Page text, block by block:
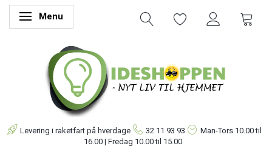
Skifte navigation
Menu
Levering i raketfart på hverdage 32 11 93 93 Man-Tors 10.00 til
16.00 | Fredag 10.00 til 15.00